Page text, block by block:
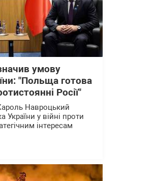
умову
"Польща готова
Росії"
Навроцький
України у війні проти
інтересам